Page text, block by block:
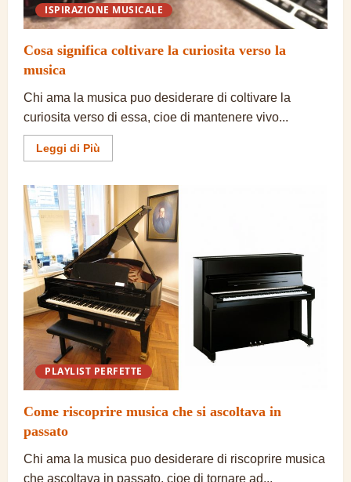
ISPIRAZIONE MUSICALE
Cosa significa coltivare la curiosita verso la
musica
Chi ama la musica puo desiderare di coltivare la
curiosita verso di essa, cioe di mantenere vivo...
Leggi di Più
informazioni
coltivare
curiosita
verso
la
musica
PLAYLIST PERFETTE
Come riscoprire musica che si ascoltava in
passato
Chi ama la musica puo desiderare di riscoprire musica
che ascoltava in passato, cioe di tornare ad...